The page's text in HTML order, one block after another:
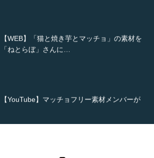
【TV】TBS番組「ひるおび」にてマッスルプ